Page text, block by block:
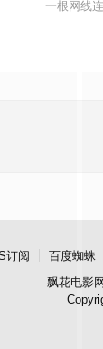
战与境外竞争
一根网线
订阅 百度蜘蛛
飘花电影